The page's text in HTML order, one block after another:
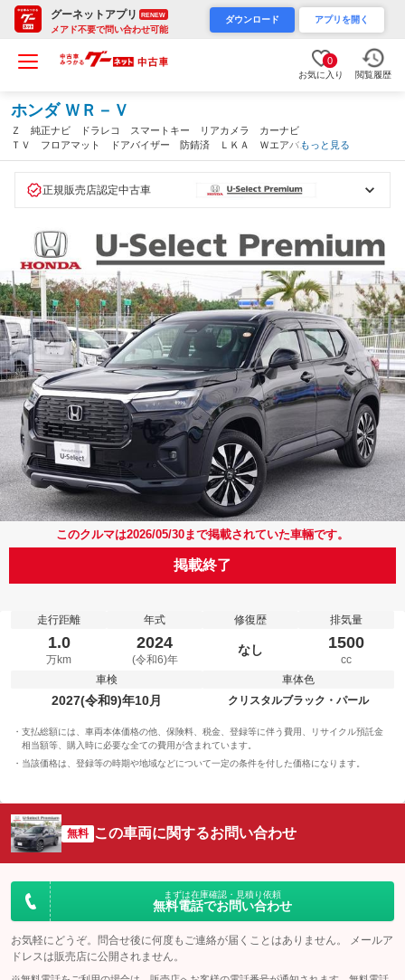
グーネットアプリ RENEW
メアド不要で問い合わせ可能
ダウンロード アプリを開く
0
お気に入り 閲覧履歴
ホンダ ＷＲ－Ｖ
Ｚ 純正ナビ ドラレコ スマートキー リアカメラ カーナビ
ＴＶ フロアマット ドアバイザー 防錆済 ＬＫＡ Ｗエアバッ
グ Ｂカメラ スマ－トキ－ 横滑り防止機能 サイドエアバッ
もっと見る
正規販売店認定中古車
このクルマは2026/05/30まで掲載されていた車輛です。
掲載終了
走行距離
1.0
万km
年式
2024
(令和6)年
修復歴
なし
排気量
1500
cc
車検
2027(令和9)年10月
車体色
クリスタルブラック・パール
支払総額には、車両本体価格の他、保険料、税金、登録等に伴う費用、リサイクル預託金
相当額等、購入時に必要な全ての費用が含まれています。
当該価格は、登録等の時期や地域などについて一定の条件を付した価格になります。
無料 この車両に関するお問い合わせ
まずは在庫確認・見積り依頼
無料電話でお問い合わせ
お気軽にどうぞ。問合せ後に何度もご連絡が届くことはありません。 メールア
ドレスは販売店に公開されません。